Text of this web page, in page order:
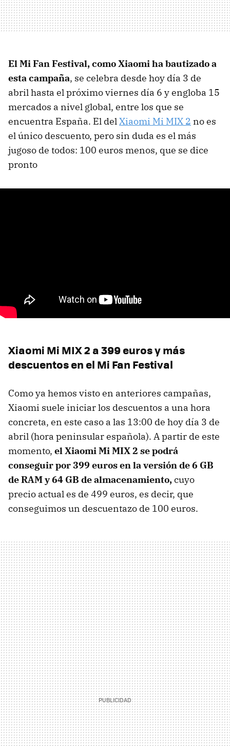
El Mi Fan Festival, como Xiaomi ha bautizado a
esta campaña, se celebra desde hoy día 3 de
abril hasta el próximo viernes día 6 y engloba 15
mercados a nivel global, entre los que se
encuentra España. El delXiaomi Mi MIX 2 no es
el único descuento, pero sin duda es el más
jugoso de todos: 100 euros menos, que se dice
pronto
Xiaomi Mi MIX 2 a 399 euros y más
descuentos en el Mi Fan Festival
Como ya hemos visto en anteriores campañas,
Xiaomi suele iniciar los descuentos a una hora
concreta, en este caso a las 13:00 de hoy día 3 de
abril (hora peninsular española). A partir de este
momento, el Xiaomi Mi MIX 2 se podrá
conseguir por 399 euros en la versión de 6 GB
de RAM y 64 GB de almacenamiento,cuyo
precio actual es de 499 euros, es decir, que
conseguimos un descuentazo de 100 euros.